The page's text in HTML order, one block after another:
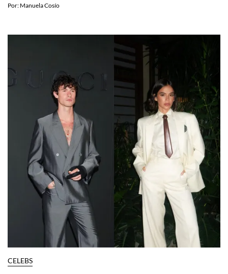
Por: Manuela Cosío
CELEBS